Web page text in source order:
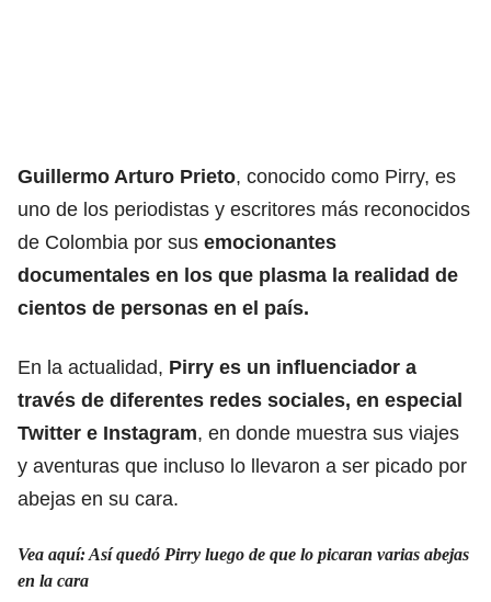
Guillermo Arturo Prieto, conocido como Pirry, es
uno de los periodistas y escritores más reconocidos
de Colombia por sus emocionantes
documentales en los que plasma la realidad de
cientos de personas en el país.
En la actualidad, Pirry es un influenciador a
través de diferentes redes sociales, en especial
Twitter e Instagram, en donde muestra sus viajes
y aventuras que incluso lo llevaron a ser picado por
abejas en su cara.
Vea aquí: Así quedó Pirry luego de que lo picaran varias abejas
en la cara